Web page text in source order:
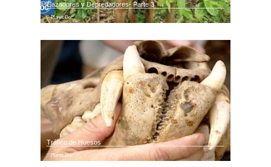
Cazadores y Depredadores- Parte 3
Planet Doc
Tráfico de Huesos
Planet Doc